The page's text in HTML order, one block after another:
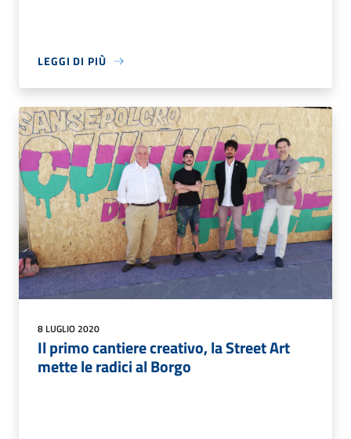
LEGGI DI PIÙ
8 LUGLIO 2020
Il primo cantiere creativo, la Street Art
mette le radici al Borgo